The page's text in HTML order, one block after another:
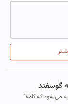
گوسفند
می شود که کاملا"